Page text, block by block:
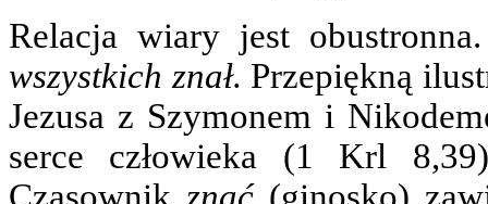
Relacja wiary jest
wszystkich znał. Przepiękną
Jezusa z Szymonem i
serce człowieka (1 Krl